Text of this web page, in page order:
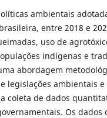
ambientais
entre 2018 e
uso de
indígenas e
abordagem
legislações ambientais
coleta de dados
Os